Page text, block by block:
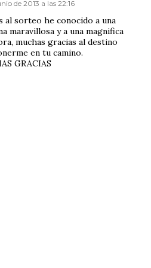
de 2013 a las 22:16
al sorteo he conocido a una
maravillosa y a una magnifica
muchas gracias al destino
en tu camino.
GRACIAS